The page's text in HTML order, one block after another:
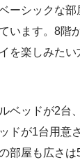
ーシックな部
います。8階
を楽しみた
ベッドが2台
ドが1台用意
部屋も広さは